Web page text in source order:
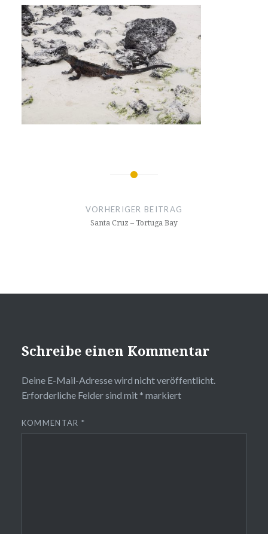
Beitragsnavigation
VORHERIGER BEITRAG
Santa Cruz – Tortuga Bay
Schreibe einen Kommentar
Deine E-Mail-Adresse wird nicht veröffentlicht.
Erforderliche Felder sind mit * markiert
KOMMENTAR *